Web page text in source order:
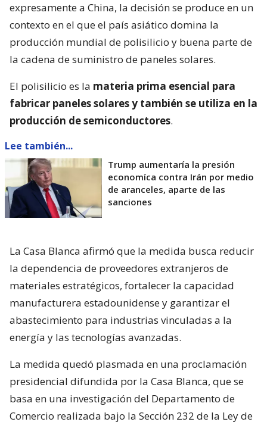
expresamente a China, la decisión se produce en un
contexto en el que el país asiático domina la
producción mundial de polisilicio y buena parte de
la cadena de suministro de paneles solares.
El polisilicio es la materia prima esencial para
fabricar paneles solares y también se utiliza en la
producción de semiconductores.
Lee también...
Trump aumentaría la presión
economíca contra Irán por medio
de aranceles, aparte de las
sanciones
La Casa Blanca afirmó que la medida busca reducir
la dependencia de proveedores extranjeros de
materiales estratégicos, fortalecer la capacidad
manufacturera estadounidense y garantizar el
abastecimiento para industrias vinculadas a la
energía y las tecnologías avanzadas.
La medida quedó plasmada en una proclamación
presidencial difundida por la Casa Blanca, que se
basa en una investigación del Departamento de
Comercio realizada bajo la Sección 232 de la Ley de